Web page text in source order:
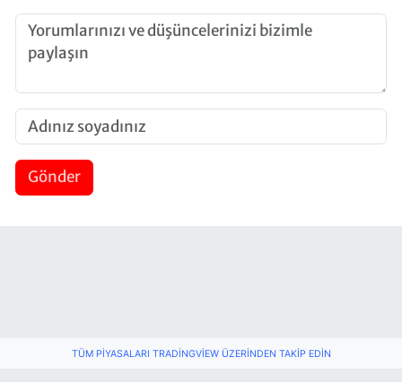
Gönder
TÜM PIYASALARI TRADINGVIEW ÜZERINDEN TAKIP EDIN